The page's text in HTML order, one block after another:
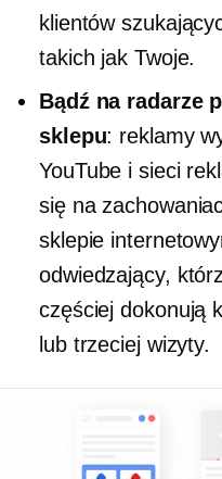
klientów
takich jak Twoje.
Bądź na radarze
sklepu: reklamy
YouTube i sieci
się na
sklepie
odwiedzający,
częściej dokonują
lub trzeciej wizyty.